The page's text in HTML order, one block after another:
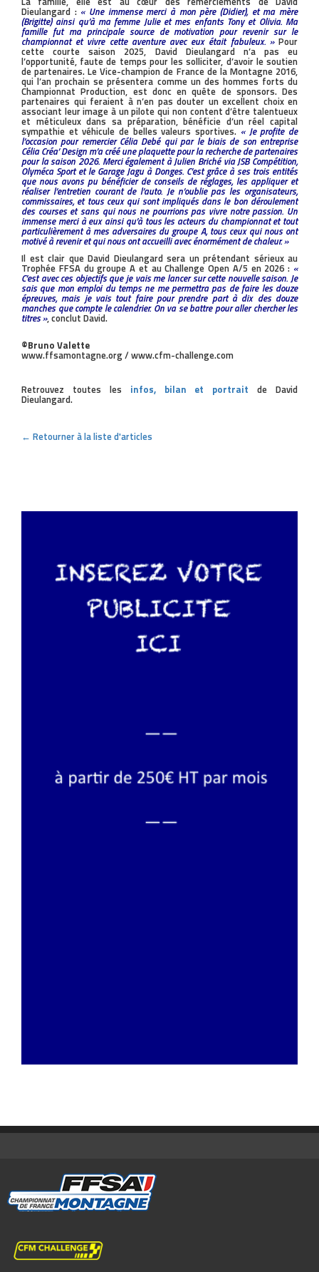
Dieulangard : « Une immense merci à mon père (Didier), et ma mère
(Brigitte) ainsi qu’à ma femme Julie et mes enfants Tony et Olivia. Ma
famille fut ma principale source de motivation pour revenir sur le
championnat et vivre cette aventure avec eux était fabuleux. » Pour
cette courte saison 2025, David Dieulangard n’a pas eu
l’opportunité, faute de temps pour les solliciter, d’avoir le soutien
de partenaires. Le Vice-champion de France de la Montagne 2016,
qui l’an prochain se présentera comme un des hommes forts du
Championnat Production, est donc en quête de sponsors. Des
partenaires qui feraient à n’en pas douter un excellent choix en
associant leur image à un pilote qui non content d’être talentueux
et méticuleux dans sa préparation, bénéficie d’un réel capital
sympathie et véhicule de belles valeurs sportives. « Je profite de
l’occasion pour remercier Célia Debé qui par le biais de son entreprise
Célia Créa’ Design m’a créé une plaquette pour la recherche de partenaires
pour la saison 2026. Merci également à Julien Briché via JSB Compétition,
Olyméca Sport et le Garage Jagu à Donges. C’est grâce à ses trois entités
que nous avons pu bénéficier de conseils de réglages, les appliquer et
réaliser l’entretien courant de l’auto. Je n’oublie pas les organisateurs,
commissaires, et tous ceux qui sont impliqués dans le bon déroulement
des courses et sans qui nous ne pourrions pas vivre notre passion. Un
immense merci à eux ainsi qu’à tous les acteurs du championnat et tout
particulièrement à mes adversaires du groupe A, tous ceux qui nous ont
motivé à revenir et qui nous ont accueilli avec énormément de chaleur. »
Il est clair que David Dieulangard sera un prétendant sérieux au
Trophée FFSA du groupe A et au Challenge Open A/5 en 2026 : «
C’est avec ces objectifs que je vais me lancer sur cette nouvelle saison. Je
sais que mon emploi du temps ne me permettra pas de faire les douze
épreuves, mais je vais tout faire pour prendre part à dix des douze
manches que compte le calendrier. On va se battre pour aller chercher les
titres », conclut David.
©Bruno Valette
www.ffsamontagne.org / www.cfm-challenge.com
Retrouvez toutes les infos, bilan et portrait de David
Dieulangard.
← Retourner à la liste d'articles